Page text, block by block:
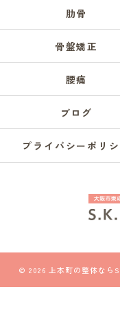
肋骨
骨盤矯正
腰痛
ブログ
プライバシーポリ
© 2026 上本町の整体なら